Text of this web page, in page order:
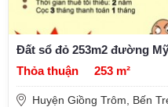
Đất sổ đỏ 253m2 đường
Thỏa thuận
253 m²
Huyện Giồng Trôm, Bến